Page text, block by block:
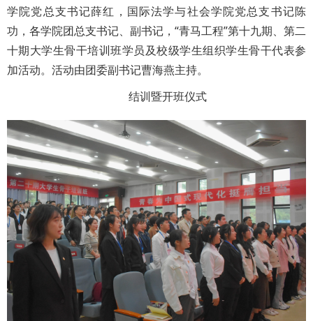
学院党总支书记薛红，国际法学与社会学院党总支书记陈
功，各学院团总支书记、副书记，“青马工程”第十九期、第二
十期大学生骨干培训班学员及校级学生组织学生骨干代表参
加活动。活动由团委副书记曹海燕主持。
结训暨开班仪式